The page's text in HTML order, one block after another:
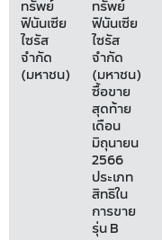
ทรัพย์
ฟินันเซีย
ไซรัส
จำกัด
(มหาชน)
ทรัพย์
ฟินันเซีย
ไซรัส
จำกัด
(มหาชน)
ซื้อขาย
สุดท้าย
เดือน
มิถุนายน
2566
ประเภท
สิทธิใน
การขาย
รุ่น B